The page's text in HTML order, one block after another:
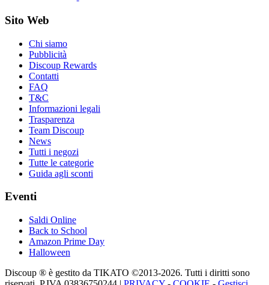
Sito Web
Chi siamo
Pubblicità
Discoup Rewards
Contatti
FAQ
T&C
Informazioni legali
Trasparenza
Team Discoup
News
Tutti i negozi
Tutte le categorie
Guida agli sconti
Eventi
Saldi Online
Back to School
Amazon Prime Day
Halloween
Discoup ® è gestito da TIKATO ©2013-2026. Tutti i diritti sono